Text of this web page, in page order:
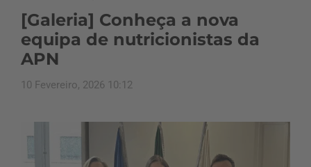
[Galeria] Conheça a nova
equipa de nutricionistas da
APN
10 Fevereiro, 2026 10:12